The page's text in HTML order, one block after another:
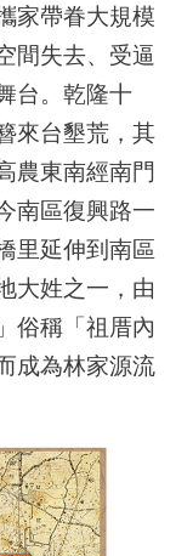
帶眷大規模
間失去、受逼
台。乾隆十
來台墾荒，其
農東南經南門
南區復興路一
里延伸到南區
大姓之一，由
俗稱「祖厝內
成為林家源流